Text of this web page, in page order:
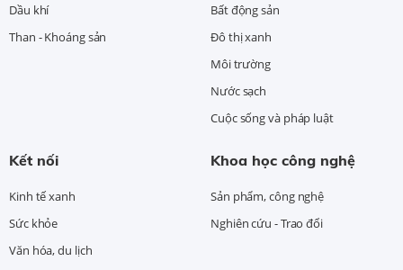
Dầu khí
Than - Khoáng sản
Bất động sản
Đô thị xanh
Môi trường
Nước sạch
Cuộc sống và pháp luật
Kết nối
Kinh tế xanh
Sức khỏe
Văn hóa, du lịch
Khoa học công nghệ
Sản phẩm, công nghệ
Nghiên cứu - Trao đổi